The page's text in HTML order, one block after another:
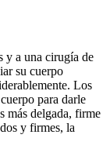
y a una cirugía de
su cuerpo
Los
para darle
más delgada, firme
y firmes, la